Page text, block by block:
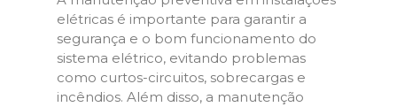
elétricas é importante para garantir a
segurança e o bom funcionamento do
sistema elétrico, evitando problemas
como curtos-circuitos, sobrecargas e
incêndios. Além disso, a manutenção